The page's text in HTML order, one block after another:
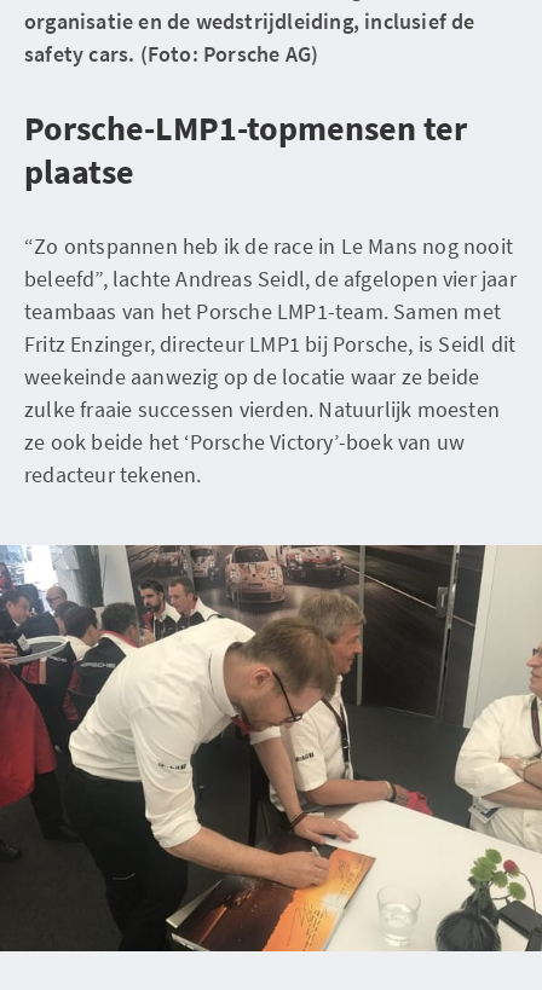
organisatie en de wedstrijdleiding, inclusief de
safety cars. (Foto: Porsche AG)
Porsche-LMP1-topmensen ter
plaatse
“Zo ontspannen heb ik de race in Le Mans nog nooit
beleefd”, lachte Andreas Seidl, de afgelopen vier jaar
teambaas van het Porsche LMP1-team. Samen met
Fritz Enzinger, directeur LMP1 bij Porsche, is Seidl dit
weekeinde aanwezig op de locatie waar ze beide
zulke fraaie successen vierden. Natuurlijk moesten
ze ook beide het ‘Porsche Victory’-boek van uw
redacteur tekenen.